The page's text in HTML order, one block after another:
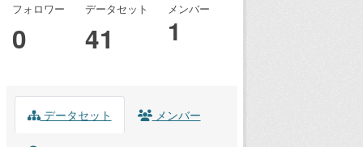
フォロワー
0
データセット
41
メンバー
1
データセット メンバー